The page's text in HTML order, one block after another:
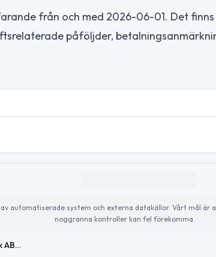
från och med 2026-06-01. Det
påföljder,
automatiserade system och externa datakällor. Vårt mål
noggranna kontroller kan fel förekomma.
Lundin Automationsteknik AB i konkurs efter nyregistrering